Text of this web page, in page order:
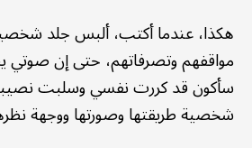
هكذا، عندما أكتب، ألبس جلد
مواقفهم وتصرفاتهم، حتى إن صوتي
سأكون قد كررت نفسي وسلبت
شخصية طريقتها وصورتها ووجهة